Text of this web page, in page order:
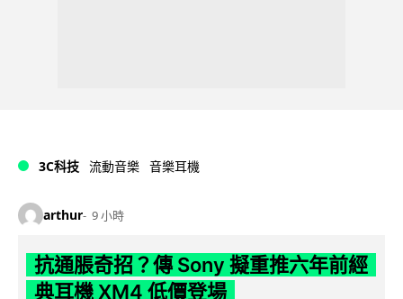
3C科技 流動音樂 音樂耳機
arthur 9 小時
抗通脹奇招？傳 Sony 擬重推六年前經
典耳機 XM4 低價登場